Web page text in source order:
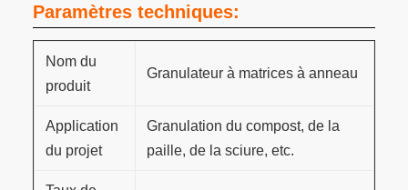
Paramètres techniques:
Nom du
produit
Granulateur à matrices à anneau
Application
du projet
Granulation du compost, de la
paille, de la sciure, etc.